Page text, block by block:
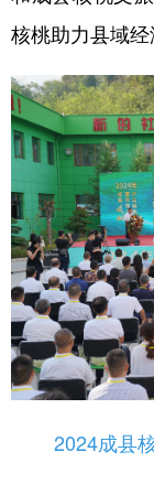
核桃助力县域经
2024成县